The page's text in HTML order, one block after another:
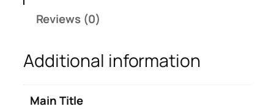
q
u
a
Reviews (0)
Additional information
Main Title